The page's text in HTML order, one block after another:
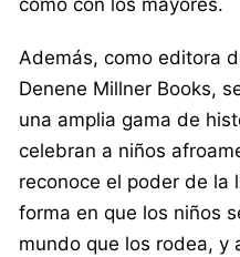
Además, como editora
Denene Millner Books,
una amplia gama de
celebran a niños
reconoce el poder de la
forma en que los niños
mundo que los rodea, y